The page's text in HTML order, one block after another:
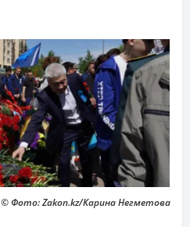
© Фото: Zakon.kz/Карина Негметова